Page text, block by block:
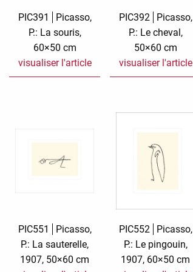
PIC391
Picasso,
P.: La souris,
60×50 cm
visualiser l'article
PIC392
Picasso,
P.: Le cheval,
50×60 cm
visualiser l'article
PIC551
Picasso,
P.: La sauterelle,
1907, 50×60 cm
PIC552
Picasso,
P.: Le pingouin,
1907, 60×50 cm